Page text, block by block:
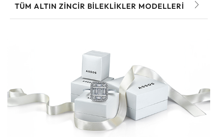
TÜM ALTIN ZINCIR BILEKLIKLER MODELLERI